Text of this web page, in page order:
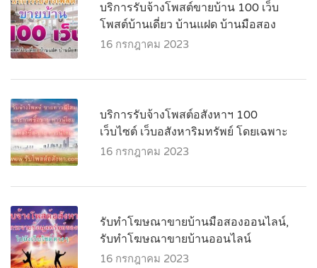
บริการรับจ้างโพสต์ขายบ้าน 100 เว็บ
โพสต์บ้านเดี่ยว บ้านแฝด บ้านมือสอง
16 กรกฎาคม 2023
บริการรับจ้างโพสต์อสังหาฯ 100
เว็บไซต์ เว็บอสังหาริมทรัพย์ โดยเฉพาะ
16 กรกฎาคม 2023
รับทำโฆษณาขายบ้านมือสองออนไลน์,
รับทำโฆษณาขายบ้านออนไลน์
16 กรกฎาคม 2023